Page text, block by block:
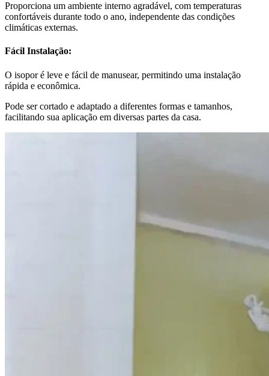
Proporciona um ambiente interno agradável, com temperaturas
confortáveis durante todo o ano, independente das condições
climáticas externas.
Fácil Instalação:
O isopor é leve e fácil de manusear, permitindo uma instalação
rápida e econômica.
Pode ser cortado e adaptado a diferentes formas e tamanhos,
facilitando sua aplicação em diversas partes da casa.